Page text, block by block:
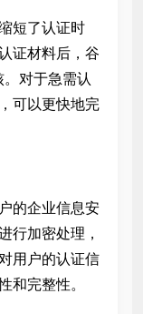
短了认证时
证材料后，谷
对于急需认
可以更快地完
的企业信息安
行加密处理，
用户的认证信
和完整性。